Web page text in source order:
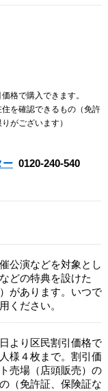
格で購入できます。
を確認できるもの（免許
がございます）
ー0120-240-540
公演などを対象とし
どの特典を設けた
があります。いつで
ください。
より区民割引価格で
様４枚まで。割引価
売場（店頭販売）の
（免許証、保険証な